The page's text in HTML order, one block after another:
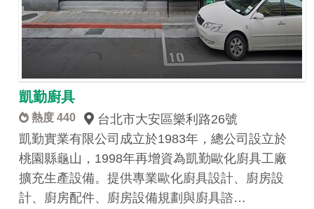
凱勤廚具
熱度 440
台北市大安區樂利路26號
凱勤實業有限公司成立於1983年，總公司設立於
桃園縣龜山，1998年再增資為凱勤歐化廚具工廠
擴充生產設備。提供專業歐化廚具設計、廚房設
計、廚房配件、廚房設備規劃與廚具諮…